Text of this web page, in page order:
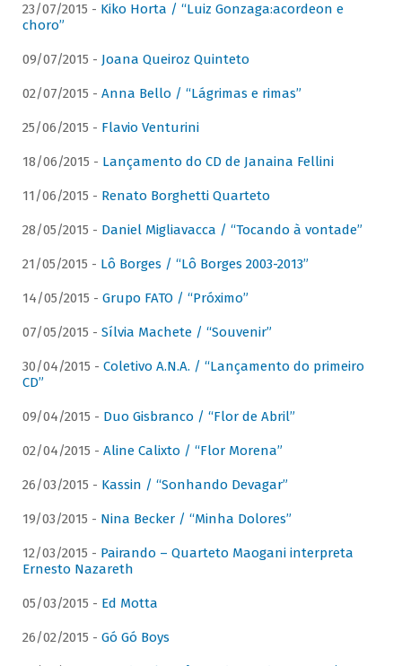
23/07/2015 - Kiko Horta / “Luiz Gonzaga:acordeon e
choro”
09/07/2015 - Joana Queiroz Quinteto
02/07/2015 - Anna Bello / “Lágrimas e rimas”
25/06/2015 - Flavio Venturini
18/06/2015 - Lançamento do CD de Janaina Fellini
11/06/2015 - Renato Borghetti Quarteto
28/05/2015 - Daniel Migliavacca / “Tocando à vontade”
21/05/2015 - Lô Borges / “Lô Borges 2003-2013”
14/05/2015 - Grupo FATO / “Próximo”
07/05/2015 - Sílvia Machete / “Souvenir”
30/04/2015 - Coletivo A.N.A. / “Lançamento do primeiro
CD”
09/04/2015 - Duo Gisbranco / “Flor de Abril”
02/04/2015 - Aline Calixto / “Flor Morena”
26/03/2015 - Kassin / “Sonhando Devagar”
19/03/2015 - Nina Becker / “Minha Dolores”
12/03/2015 - Pairando – Quarteto Maogani interpreta
Ernesto Nazareth
05/03/2015 - Ed Motta
26/02/2015 - Gó Gó Boys